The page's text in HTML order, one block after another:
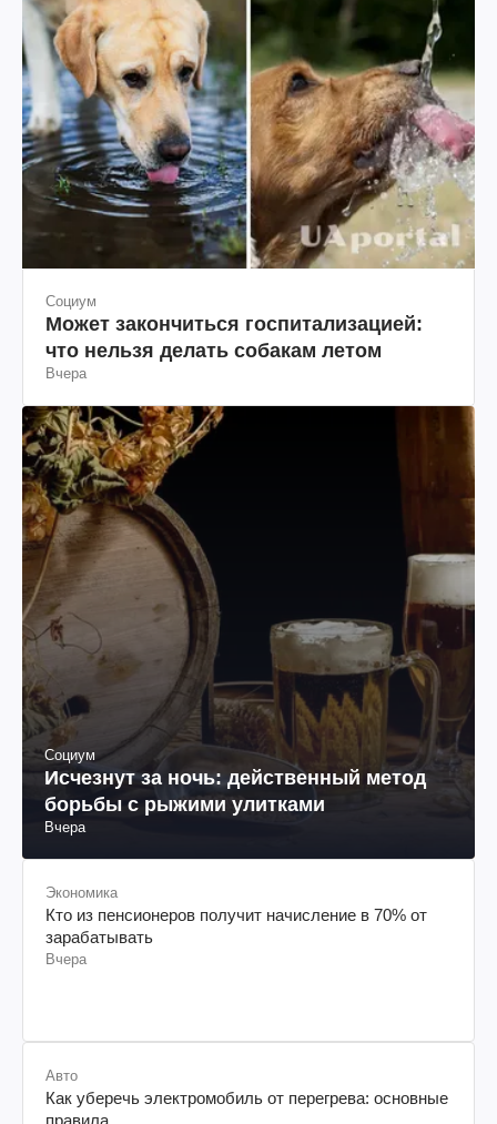
Социум
Может закончиться госпитализацией:
что нельзя делать собакам летом
Вчера
Социум
Исчезнут за ночь: действенный метод
борьбы с рыжими улитками
Вчера
Экономика
Кто из пенсионеров получит начисление в 70% от
зарабатывать
Вчера
Авто
Как уберечь электромобиль от перегрева: основные
правила